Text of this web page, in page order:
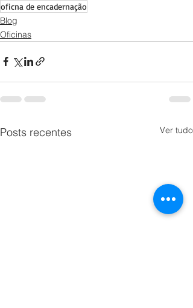
oficna de encadernação
Blog
Oficinas
Posts recentes Ver tudo